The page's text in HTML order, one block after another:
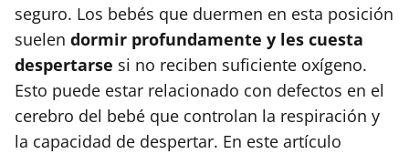
seguro. Los bebés que duermen en esta posición
suelen dormir profundamente y les cuesta
despertarse si no reciben suficiente oxígeno.
Esto puede estar relacionado con defectos en el
cerebro del bebé que controlan la respiración y
la capacidad de despertar. En este artículo